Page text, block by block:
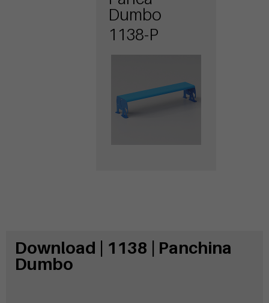
Dumbo
1138-P
Download | 1138 | Panchina
Dumbo